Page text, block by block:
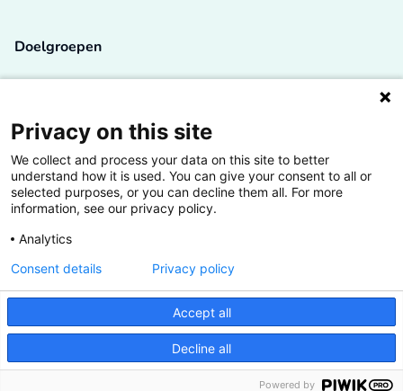
Doelgroepen
Lectoren en onderzoekers
Bedrijven
Hogescholen
De grootste kennisbank van het HBO
Inspiratie op jouw vakgebied
Vrij toegankelijk
Privacy on this site
We collect and process your data on this site to better
understand how it is used. You can give your consent to all or
selected purposes, or you can decline them all. For more
information, see our privacy policy.
Analytics
Accept all
Decline all
Consent details Privacy policy
Powered by